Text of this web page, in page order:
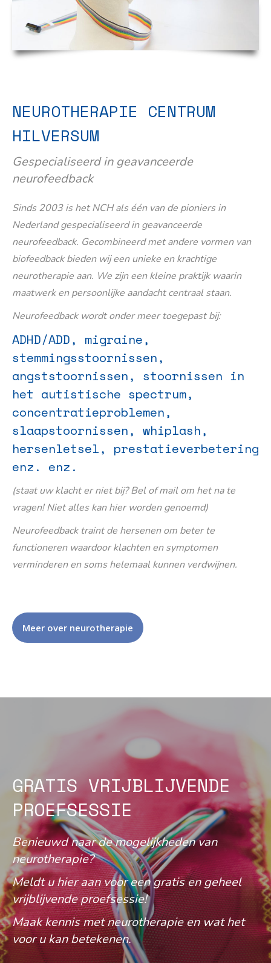
NEUROTHERAPIE CENTRUM
HILVERSUM
Gespecialiseerd in geavanceerde
neurofeedback
Sinds 2003 is het NCH als één van de pioniers in
Nederland gespecialiseerd in geavanceerde
neurofeedback. Gecombineerd met andere vormen van
biofeedback bieden wij een unieke en krachtige
neurotherapie aan. We zijn een kleine praktijk waarin
maatwerk en persoonlijke aandacht centraal staan.
Neurofeedback wordt onder meer toegepast bij:
ADHD/ADD, migraine,
stemmingsstoornissen,
angststoornissen, stoornissen in
het autistische spectrum,
concentratieproblemen,
slaapstoornissen, whiplash,
hersenletsel, prestatieverbetering
enz. enz.
(staat uw klacht er niet bij? Bel of mail om het na te
vragen! Niet alles kan hier worden genoemd)
Neurofeedback traint de hersenen om beter te
functioneren waardoor klachten en symptomen
verminderen en soms helemaal kunnen verdwijnen.
Meer over neurotherapie
GRATIS VRIJBLIJVENDE
PROEFSESSIE
Benieuwd naar de mogelijkheden van
neurotherapie?
Meldt u hier aan voor een gratis en geheel
vrijblijvende proefsessie!
Maak kennis met neurotherapie en wat het
voor u kan betekenen.